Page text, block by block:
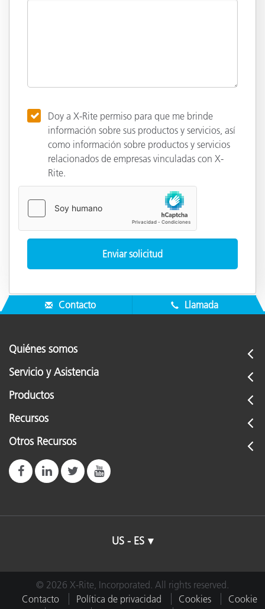
Doy a X-Rite permiso para que me brinde
información sobre sus productos y servicios, así
como información sobre productos y servicios
relacionados de empresas vinculadas con X-
Rite.
Contacto Llamada
Quiénes somos
Servicio y Asistencia
Productos
Recursos
Otros Recursos
US - ES
© 2026 X-Rite, Incorporated. All rights reserved.
Contacto
Política de privacidad Cookies
Cookie